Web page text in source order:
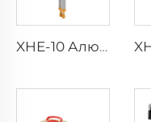
XHE-10 Алюминиевые Костыли